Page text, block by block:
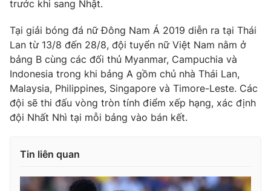
trước khi sang Nhật.
Tại giải bóng đá nữ Đông Nam Á 2019 diễn ra tại Thái
Lan từ 13/8 đến 28/8, đội tuyển nữ Việt Nam nằm ở
bảng B cùng các đối thủ Myanmar, Campuchia và
Indonesia trong khi bảng A gồm chủ nhà Thái Lan,
Malaysia, Philippines, Singapore và Timore-Leste. Các
đội sẽ thi đấu vòng tròn tính điểm xếp hạng, xác định
đội Nhất Nhì tại mỗi bảng vào bán kết.
Tin liên quan